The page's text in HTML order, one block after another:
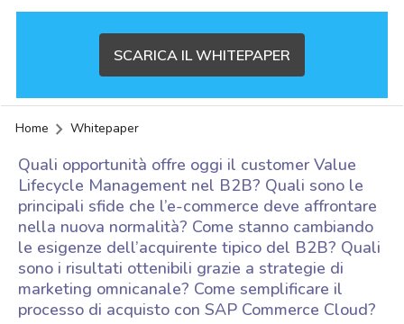
SCARICA IL WHITEPAPER
Home Whitepaper
Quali opportunità offre oggi il customer Value
Lifecycle Management nel B2B? Quali sono le
principali sfide che l’e-commerce deve affrontare
nella nuova normalità? Come stanno cambiando
le esigenze dell’acquirente tipico del B2B? Quali
sono i risultati ottenibili grazie a strategie di
marketing omnicanale? Come semplificare il
processo di acquisto con SAP Commerce Cloud?